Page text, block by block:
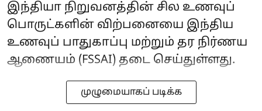
இந்தியா நிறுவனத்தின் சில உணவுப்
பொருட்களின் விற்பனையை இந்திய
உணவுப் பாதுகாப்பு மற்றும் தர நிர்ணய
ஆணையம் (FSSAI) தடை செய்துள்ளது.
முழுமையாகப் படிக்க